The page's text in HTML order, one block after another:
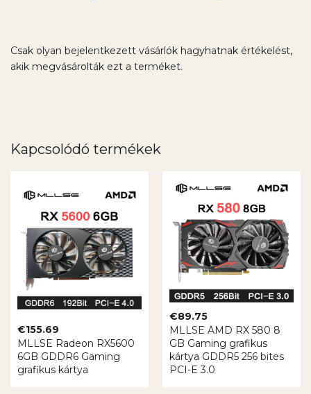
Csak olyan bejelentkezett vásárlók hagyhatnak értékelést,
akik megvásárolták ezt a terméket.
Kapcsolódó termékek
€155.69
MLLSE Radeon RX5600
6GB GDDR6 Gaming
grafikus kártya
€89.75
MLLSE AMD RX 580 8
GB Gaming grafikus
kártya GDDR5 256 bites
PCI-E 3.0